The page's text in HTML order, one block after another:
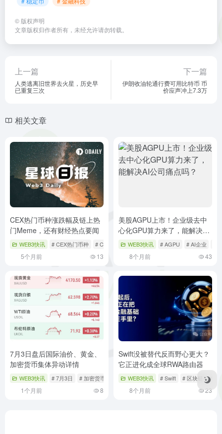
© 版权声明
文章版权归作者所有，未经允许请勿转载。
上一篇
人类逃离旧世界去火星，历史早
已重复三次
下一篇
伊朗收油轮通行费可用比特币 币
价应声冲上7.3万
相关文章
CEX热门币种涨跌幅及链上热
门Meme，还有财经热点要闻
WEB3快讯 # CEX热门币种 # CZ净资产 # 白宫战争言论
5个月前 13
美股AGPU上市！企业级去中
心化GPU算力来了，能解决AI
公司痛点吗？
WEB3快讯 # AGPU # AI企业
8个月前 43
7月3日盘后国际油价、黄金、
加密货币集体异动详情
WEB3快讯 # 7月3日 # 加密货币 # 国际油价
1个月前 8
Swift没被替代反而野心更大？
它正进化成全球RWA路由器
WEB3快讯 # Swift # 区块链 # 数
8个月前 23